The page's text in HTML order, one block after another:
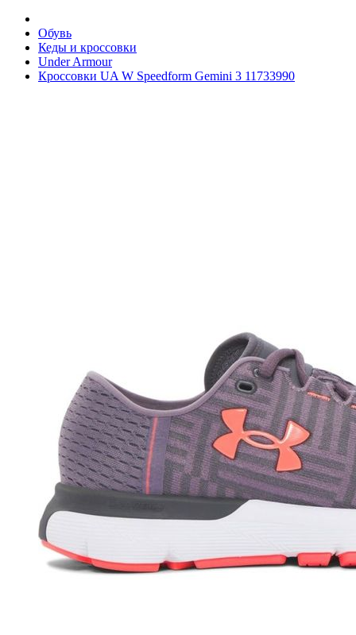
Обувь
Кеды и кроссовки
Under Armour
Кроссовки UA W Speedform Gemini 3 11733990